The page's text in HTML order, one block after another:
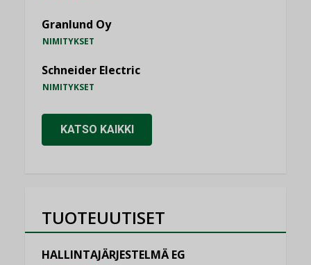
Granlund Oy
NIMITYKSET
Schneider Electric
NIMITYKSET
KATSO KAIKKI
TUOTEUUTISET
HALLINTAJÄRJESTELMÄ EG